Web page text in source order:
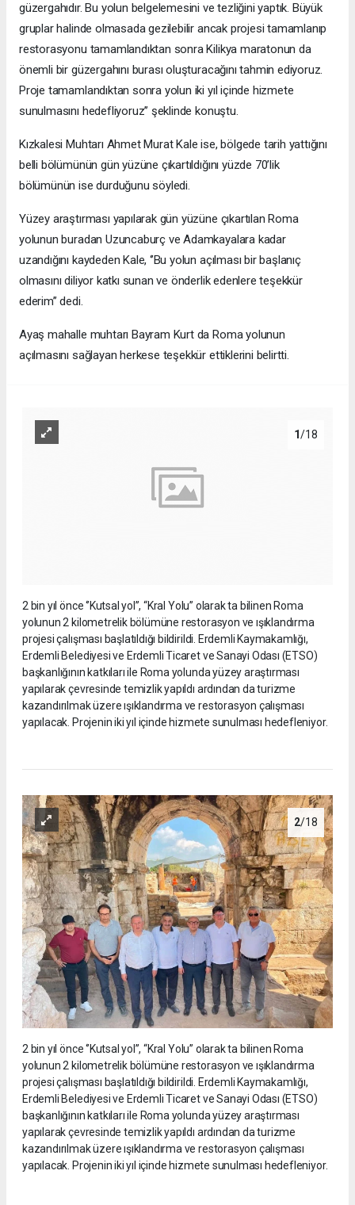
güzergahıdır. Bu yolun belgelemesini ve tezliğini yaptık. Büyük
gruplar halinde olmasada gezilebilir ancak projesi tamamlanıp
restorasyonu tamamlandıktan sonra Kilikya maratonun da
önemli bir güzergahını burası oluşturacağını tahmin ediyoruz.
Proje tamamlandıktan sonra yolun iki yıl içinde hizmete
sunulmasını hedefliyoruz’’ şeklinde konuştu.
Kızkalesi Muhtarı Ahmet Murat Kale ise, bölgede tarih yattığını
belli bölümünün gün yüzüne çıkartıldığını yüzde 70’lik
bölümünün ise durduğunu söyledi.
Yüzey araştırması yapılarak gün yüzüne çıkartılan Roma
yolunun buradan Uzuncaburç ve Adamkayalara kadar
uzandığını kaydeden Kale, ‘’Bu yolun açılması bir başlanıç
olmasını diliyor katkı sunan ve önderlik edenlere teşekkür
ederim’’ dedi.
Ayaş mahalle muhtarı Bayram Kurt da Roma yolunun
açılmasını sağlayan herkese teşekkür ettiklerini belirtti.
1/18
2 bin yıl önce ‘’Kutsal yol’’, “Kral Yolu” olarak ta bilinen Roma
yolunun 2 kilometrelik bölümüne restorasyon ve ışıklandırma
projesi çalışması başlatıldığı bildirildi. Erdemli Kaymakamlığı,
Erdemli Belediyesi ve Erdemli Ticaret ve Sanayi Odası (ETSO)
başkanlığının katkıları ile Roma yolunda yüzey araştırması
yapılarak çevresinde temizlik yapıldı ardından da turizme
kazandırılmak üzere ışıklandırma ve restorasyon çalışması
yapılacak. Projenin iki yıl içinde hizmete sunulması hedefleniyor.
2/18
2 bin yıl önce ‘’Kutsal yol’’, “Kral Yolu” olarak ta bilinen Roma
yolunun 2 kilometrelik bölümüne restorasyon ve ışıklandırma
projesi çalışması başlatıldığı bildirildi. Erdemli Kaymakamlığı,
Erdemli Belediyesi ve Erdemli Ticaret ve Sanayi Odası (ETSO)
başkanlığının katkıları ile Roma yolunda yüzey araştırması
yapılarak çevresinde temizlik yapıldı ardından da turizme
kazandırılmak üzere ışıklandırma ve restorasyon çalışması
yapılacak. Projenin iki yıl içinde hizmete sunulması hedefleniyor.